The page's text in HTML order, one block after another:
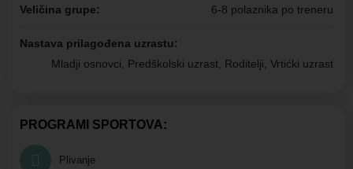
Veličina grupe: 6-8 polaznika po treneru
Nastava prilagođena uzrastu:
Mladji osnovci, Predškolski uzrast, Roditelji, Vrtićki uzrast
PROGRAMI SPORTOVA:
Plivanje